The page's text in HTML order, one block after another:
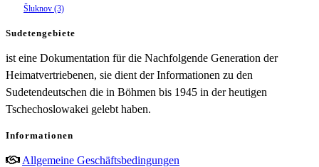
Šluknov (3)
Sudetengebiete
ist eine Dokumentation für die Nachfolgende Generation der
Heimatvertriebenen, sie dient der Informationen zu den
Sudetendeutschen die in Böhmen bis 1945 in der heutigen
Tschechoslowakei gelebt haben.
Informationen
Allgemeine Geschäftsbedingungen